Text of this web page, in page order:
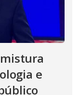
mistura
e